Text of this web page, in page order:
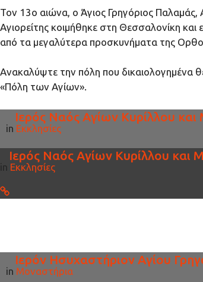
Τον 13ο αιώνα, ο Άγιος Γρηγόριος Παλαμάς,
Αγιορείτης κοιμήθηκε στη Θεσσαλονίκη
από τα μεγαλύτερα προσκυνήματα της
Ανακαλύψτε την πόλη που δικαιολογημένα
«Πόλη των Αγίων».
Ιερός Ναός Αγίων Κυρίλλου
in Εκκλησίες
Ιερός Ναός Αγίων Κυρίλλου και
in Εκκλησίες
Ιερόν Ησυχαστήριον Αγίου
in Μοναστήρια